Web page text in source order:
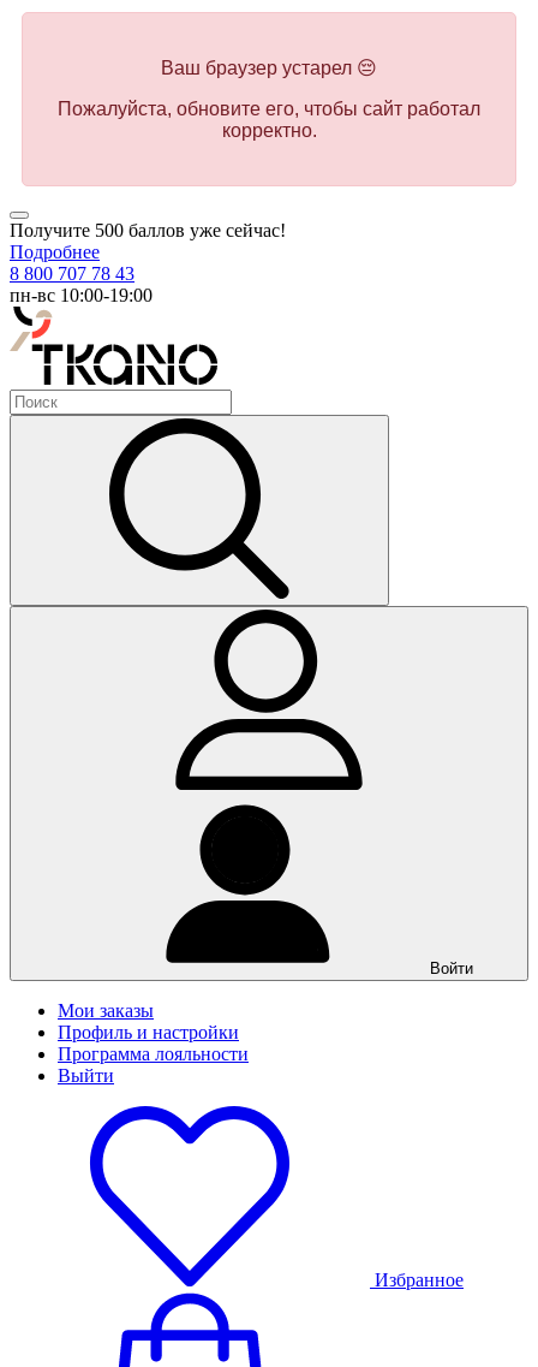
Ваш браузер устарел 😔
Пожалуйста, обновите его, чтобы сайт работал
корректно.
Получите 500 баллов уже сейчас!
Подробнее
8 800 707 78 43
пн-вс 10:00-19:00
Войти
Мои заказы
Профиль и настройки
Программа лояльности
Выйти
Избранное